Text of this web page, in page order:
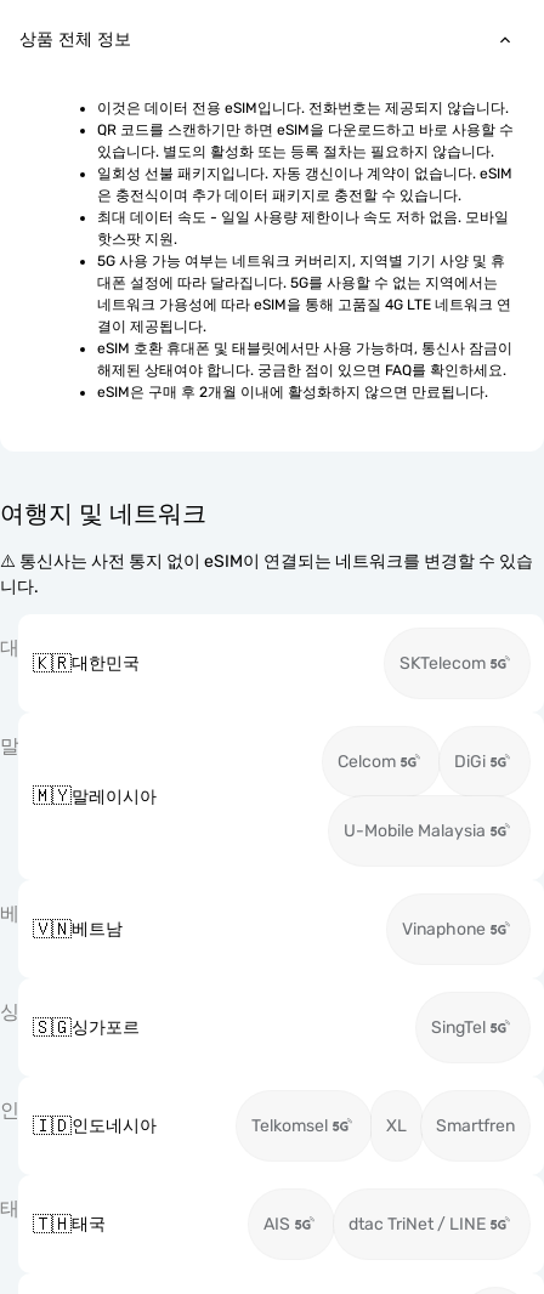
상품 전체 정보
이것은 데이터 전용 eSIM입니다. 전화번호는 제공되지 않습니다.
QR 코드를 스캔하기만 하면 eSIM을 다운로드하고 바로 사용할 수
있습니다. 별도의 활성화 또는 등록 절차는 필요하지 않습니다.
일회성 선불 패키지입니다. 자동 갱신이나 계약이 없습니다. eSIM
은 충전식이며 추가 데이터 패키지로 충전할 수 있습니다.
최대 데이터 속도 - 일일 사용량 제한이나 속도 저하 없음. 모바일
핫스팟 지원.
5G 사용 가능 여부는 네트워크 커버리지, 지역별 기기 사양 및 휴
대폰 설정에 따라 달라집니다. 5G를 사용할 수 없는 지역에서는
네트워크 가용성에 따라 eSIM을 통해 고품질 4G LTE 네트워크 연
결이 제공됩니다.
eSIM 호환 휴대폰 및 태블릿에서만 사용 가능하며, 통신사 잠금이
해제된 상태여야 합니다. 궁금한 점이 있으면 FAQ를 확인하세요.
eSIM은 구매 후 2개월 이내에 활성화하지 않으면 만료됩니다.
여행지 및 네트워크
⚠️ 통신사는 사전 통지 없이 eSIM이 연결되는 네트워크를 변경할 수 있습
니다.
대
🇰🇷대한민국 SKTelecom
말
🇲🇾말레이시아
Celcom DiGi
U-Mobile Malaysia
베
🇻🇳베트남 Vinaphone
싱
🇸🇬싱가포르 SingTel
인
🇮🇩인도네시아 Telkomsel XL Smartfren
태
🇹🇭태국 AIS dtac TriNet / LINE